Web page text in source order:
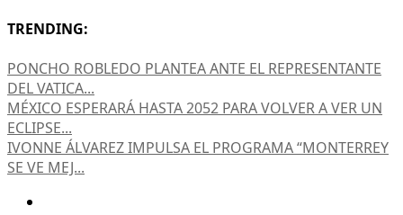
TRENDING:
PONCHO ROBLEDO PLANTEA ANTE EL REPRESENTANTE
DEL VATICA...
MÉXICO ESPERARÁ HASTA 2052 PARA VOLVER A VER UN
ECLIPSE...
IVONNE ÁLVAREZ IMPULSA EL PROGRAMA “MONTERREY
SE VE MEJ...